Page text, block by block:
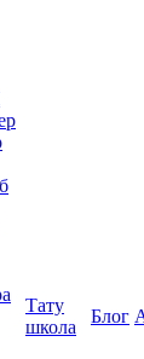
Тату
школа
Блог